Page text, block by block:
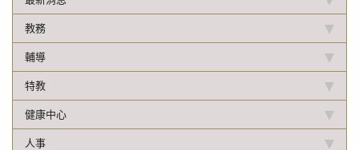
教務
輔導
特教
健康中心
人事